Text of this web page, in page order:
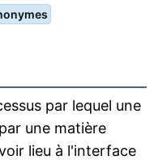
par lequel une
une matière
lieu à l'interface